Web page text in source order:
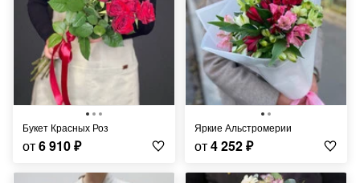
Букет Красных Роз
от6 910₽
Яркие Альстромерии
от4 252₽